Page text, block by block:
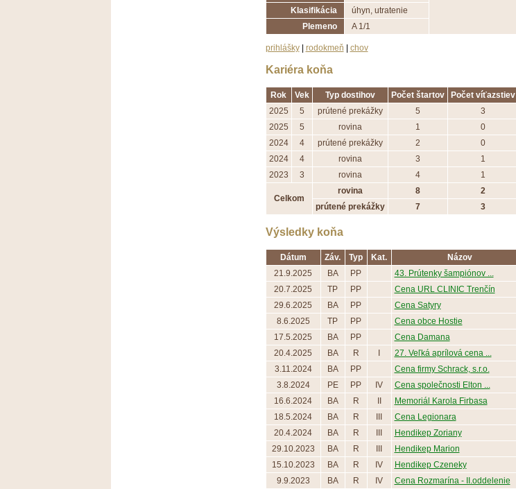
Klasifikácia
úhyn, utratenie
Plemeno
A 1/1
prihlášky| rodokmeň chov
Kariéra koňa
Rok Vek Typ dostihov Počet štartov Počet víťazstiev
2025
5 prútené prekážky 5 3
2025
5 rovina 1 0
2024
4 prútené prekážky 2 0
2024
4 rovina 3 1
2023
3 rovina 4 1
Celkom
rovina 8 2
prútené prekážky
7 3
Výsledky koňa
Dátum Záv. Typ Kat. Názov
21.9.2025
BA PP 43. Prútenky šampiónov ...
20.7.2025
TP PP Cena URL CLINIC Trenčín
29.6.2025
BA PP Cena Satyry
8.6.2025
TP PP Cena obce Hostie
17.5.2025
BA PP Cena Damana
20.4.2025
BA R 27. Veľká aprílová cena ...
3.11.2024
BA PP Cena firmy Schrack, s.r.o.
3.8.2024
PE PP IV Cena společnosti Elton ...
16.6.2024
BA R Memoriál Karola Firbasa
18.5.2024
BA R Cena Legionara
20.4.2024
BA R Hendikep Zoriany
29.10.2023
BA R Hendikep Marion
15.10.2023
BA R IV Hendikep Czeneky
9.9.2023
BA R IV Cena Rozmarína - II.oddelenie